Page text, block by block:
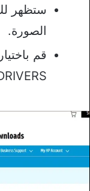
ستظهر
الصورة.
قم